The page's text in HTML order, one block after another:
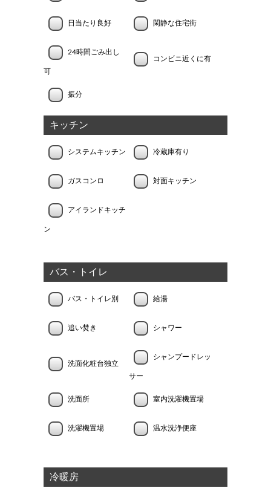
日当たり良好 閑静な住宅街
24時間ごみ出し
可
コンビニ近くに有
振分
キッチン
システムキッチン 冷蔵庫有り
ガスコンロ 対面キッチン
アイランドキッチ
ン
バス・トイレ
バス・トイレ別 給湯
追い焚き シャワー
洗面化粧台独立
シャンプードレッ
サー
洗面所 室内洗濯機置場
洗濯機置場 温水洗浄便座
冷暖房